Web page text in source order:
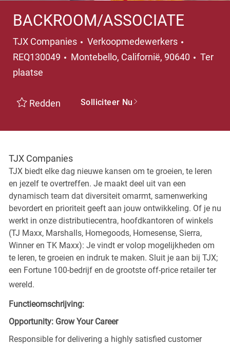
BACKROOM/ASSOCIATE
TJX Companies Categorie
Verkoopmedewerkers
REQ130049
Plaats
Montebello, Californië, 90640
Ter
plaatse
Redden Solliciteer Nu
TJX Companies
TJX biedt elke dag nieuwe kansen om te groeien, te leren
en jezelf te overtreffen. Je maakt deel uit van een
dynamisch team dat diversiteit omarmt, samenwerking
bevordert en prioriteit geeft aan jouw ontwikkeling. Of je nu
werkt in onze distributiecentra, hoofdkantoren of winkels
(TJ Maxx, Marshalls, Homegoods, Homesense, Sierra,
Winner en TK Maxx): Je vindt er volop mogelijkheden om
te leren, te groeien en indruk te maken. Sluit je aan bij TJX;
een Fortune 100-bedrijf en de grootste off-price retailer ter
wereld.
Functieomschrijving:
Opportunity: Grow Your Career
Responsible for delivering a highly satisfied customer